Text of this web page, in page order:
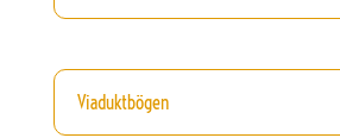
Viaduktbögen